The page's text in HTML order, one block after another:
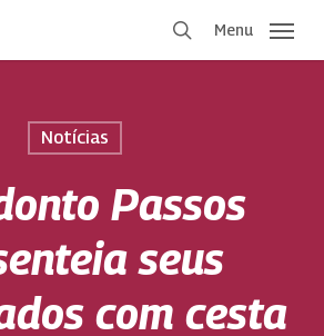
Menu
Notícias
Passos
seus
com cesta